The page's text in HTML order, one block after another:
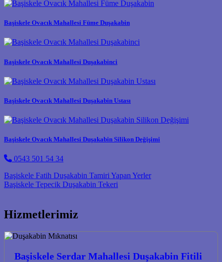
Başiskele Ovacık Mahallesi Füme Duşakabin
Başiskele Ovacık Mahallesi Duşakabinci
Başiskele Ovacık Mahallesi Duşakabin Ustası
Başiskele Ovacık Mahallesi Duşakabin Silikon Değişimi
0543 501 54 34
Post navigation
Başiskele Fatih Duşakabin Tamiri Yapan Yerler
Başiskele Tepecik Duşakabin Tekeri
Hizmetlerimiz
Başiskele Serdar Mahallesi Duşakabin Fitili